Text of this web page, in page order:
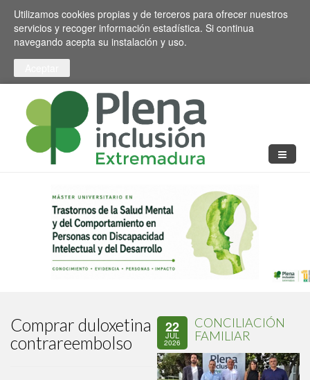
Pasar al contenido principal
Toggle high contrast
Utilizamos cookies propias y de terceros para ofrecer nuestros
servicios y recoger información estadística. Si continua
navegando acepta su instalación y uso.
Comprar duloxetina
contrareembolso
22
JUL
2026
CONCILIACIÓN
FAMILIAR